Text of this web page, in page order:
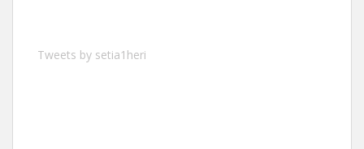
Tweets by setia1heri